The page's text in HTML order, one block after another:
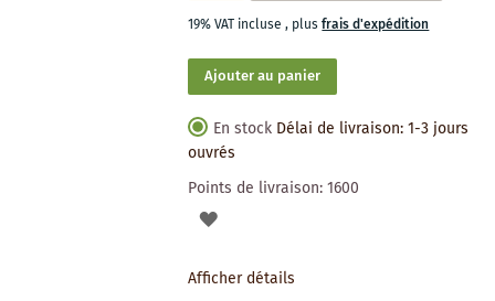
19% VAT incluse, plusfrais d'expédition
Ajouter au panier
En stock Délai de livraison: 1-3 jours
ouvrés
Points de livraison:1600
AJOUTER
Afficher détails